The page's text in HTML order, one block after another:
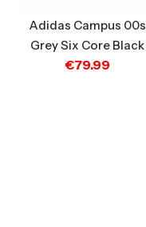
Adidas Campus 00s
Grey Six Core Black
€79.99